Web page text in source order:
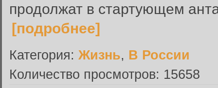
продолжат в стартующем
[подробнее]
Категория: Жизнь, В России
Количество просмотров: 15658